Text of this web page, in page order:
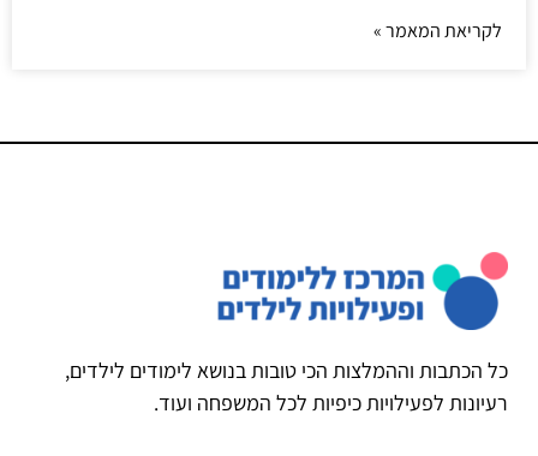
לקריאת המאמר »
כל הכתבות וההמלצות הכי טובות בנושא לימודים לילדים,
רעיונות לפעילויות כיפיות לכל המשפחה ועוד.